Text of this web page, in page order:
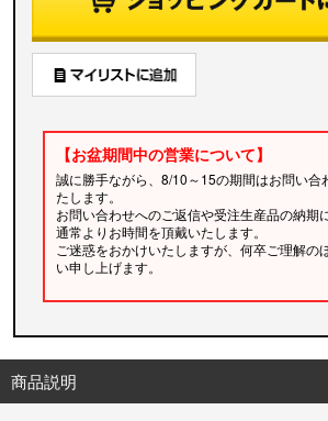
【お盆期間中の営業について】
誠に勝手ながら、8/10～15の期間はお問い合
たします。
お問い合わせへのご返信や受注生産品の納期
通常よりお時間を頂戴いたします。
ご迷惑をおかけいたしますが、何卒ご理解の
い申し上げます。
商品説明